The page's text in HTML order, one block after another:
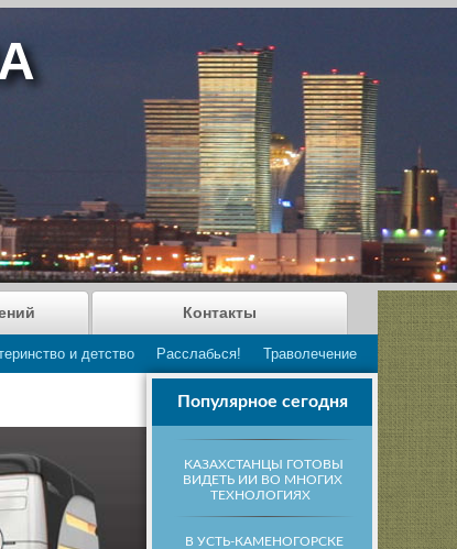
и детство Расслабься! Траволечение
Контакты
Популярное сегодня
КАЗАХСТАНЦЫ ГОТОВЫ
ВИДЕТЬ ИИ ВО МНОГИХ
ТЕХНОЛОГИЯХ
В УСТЬ-КАМЕНОГОРСКЕ